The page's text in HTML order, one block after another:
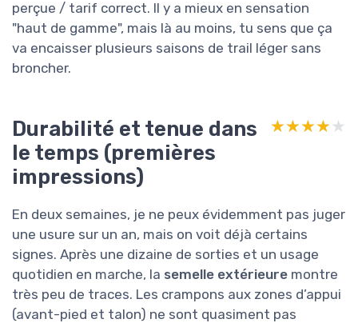
perçue / tarif correct. Il y a mieux en sensation
"haut de gamme", mais là au moins, tu sens que ça
va encaisser plusieurs saisons de trail léger sans
broncher.
Durabilité et tenue dans
le temps (premières
impressions)
★★★★★
★★★★★
En deux semaines, je ne peux évidemment pas juger
une usure sur un an, mais on voit déjà certains
signes. Après une dizaine de sorties et un usage
quotidien en marche, la semelle extérieure montre
très peu de traces. Les crampons aux zones d’appui
(avant-pied et talon) ne sont quasiment pas